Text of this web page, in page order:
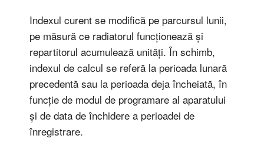
Indexul curent se modifică pe parcursul lunii,
pe măsură ce radiatorul funcționează și
repartitorul acumulează unități. În schimb,
indexul de calcul se referă la perioada lunară
precedentă sau la perioada deja încheiată, în
funcție de modul de programare al aparatului
și de data de închidere a perioadei de
înregistrare.